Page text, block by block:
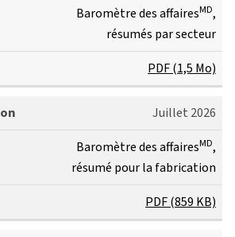
Baromètre des affairesMD,
résumés par secteur
PDF (1,5 Mo)
Juillet 2026
Baromètre des affairesMD,
résumé pour la fabrication
PDF (859 KB)